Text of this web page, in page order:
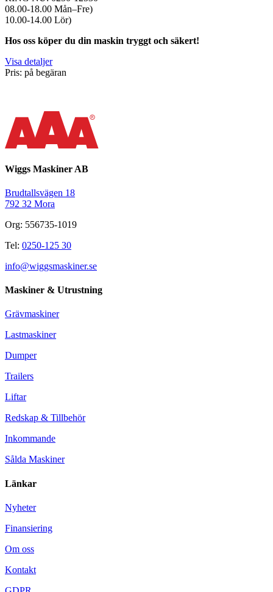
08.00-18.00 Mån–Fre)
10.00-14.00 Lör)
Hos oss köper du din maskin tryggt och säkert!
Visa detaljer
Pris: på begäran
Wiggs Maskiner AB
Brudtallsvägen 18
792 32 Mora
Org: 556735-1019
Tel: 0250-125 30
info@wiggsmaskiner.se
Maskiner & Utrustning
Grävmaskiner
Lastmaskiner
Dumper
Trailers
Liftar
Redskap & Tillbehör
Inkommande
Sålda Maskiner
Länkar
Nyheter
Finansiering
Om oss
Kontakt